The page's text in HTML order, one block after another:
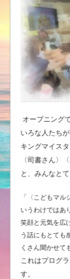
オープニング
いろな人たち
キングマイス
〈司書さん〉
と、みんなと
「〈こどもマ
いうわけではあ
笑顔と元気を広
う話にもとても
くさん聞かせて
これはプログ
す。